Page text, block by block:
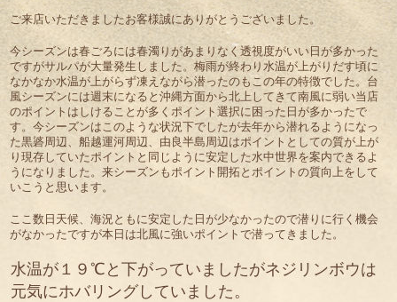
ご来店いただきましたお客様誠にありがとうございました。
今シーズンは春ごろには春濁りがあまりなく透視度がいい日が多かった
ですがサルパが大量発生しました。梅雨が終わり水温が上がりだす頃に
なかなか水温が上がらず凍えながら潜ったのもこの年の特徴でした。台
風シーズンには週末になると沖縄方面から北上してきて南風に弱い当店
のポイントはしけることが多くポイント選択に困った日が多かったで
す。今シーズンはこのような状況下でしたが去年から潜れるようになっ
た黒碆周辺、船越運河周辺、由良半島周辺はポイントとしての質が上が
り現存していたポイントと同じように安定した水中世界を案内できるよ
うになりました。来シーズンもポイント開拓とポイントの質向上をして
いこうと思います。
ここ数日天候、海況ともに安定した日が少なかったので潜りに行く機会
がなかったですが本日は北風に強いポイントで潜ってきました。
水温が１９℃と下がっていましたがネジリンボウは
元気にホバリングしていました。